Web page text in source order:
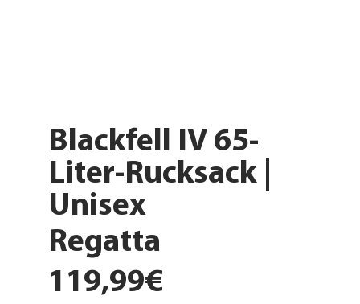
Blackfell IV 65-
Liter-Rucksack |
Unisex
Regatta
119,99€